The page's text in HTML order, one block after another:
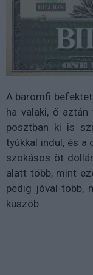
A baromfi
ha valaki, ő
posztban ki is
tyúkkal indul, és a
szokásos öt
alatt több, mint
pedig jóval több,
küszöb.